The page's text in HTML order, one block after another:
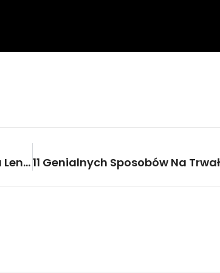
Lady Gaga Śpiewa „Imagine” Johna Lennona I Wzrusza Cały Świat!